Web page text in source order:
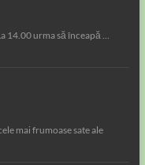
14.00 urma să înceapă …
mai frumoase sate ale